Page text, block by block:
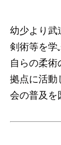
幼少より武
剣術等を学
自らの柔
拠点に活動
会の普及を